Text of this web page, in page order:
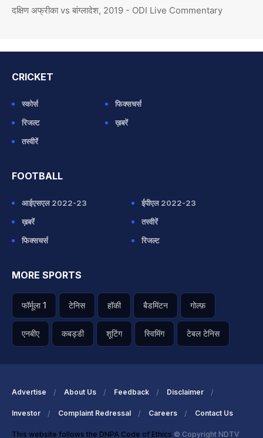
दक्षिण अफ्रीका vs बांग्लादेश, 2019 - ODI Live Commentary
CRICKET
स्कोर्स
फिक्सचर्स
रिजल्ट
ख़बरें
तस्वीरें
FOOTBALL
आईएसएल 2022-23
ईपीएल 2022-23
ख़बरें
तस्वीरें
फिक्सचर्स
रिजल्ट
MORE SPORTS
फॉर्मूला 1 टेनिस हॉकी बैडमिंटन गोल्फ़
एनबीए कबड्डी शूटिंग स्विमिंग टेबल टेनिस
Advertise About Us Feedback Disclaimer
Investor Complaint Redressal Careers Contact Us
This website follows the DNPA Code of Ethics © Copyright NDTV